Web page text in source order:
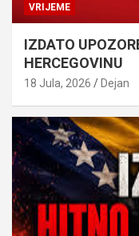
VRIJEME
IZDATO
HERCEGOVINU
18 Jula, 2026 Dejan